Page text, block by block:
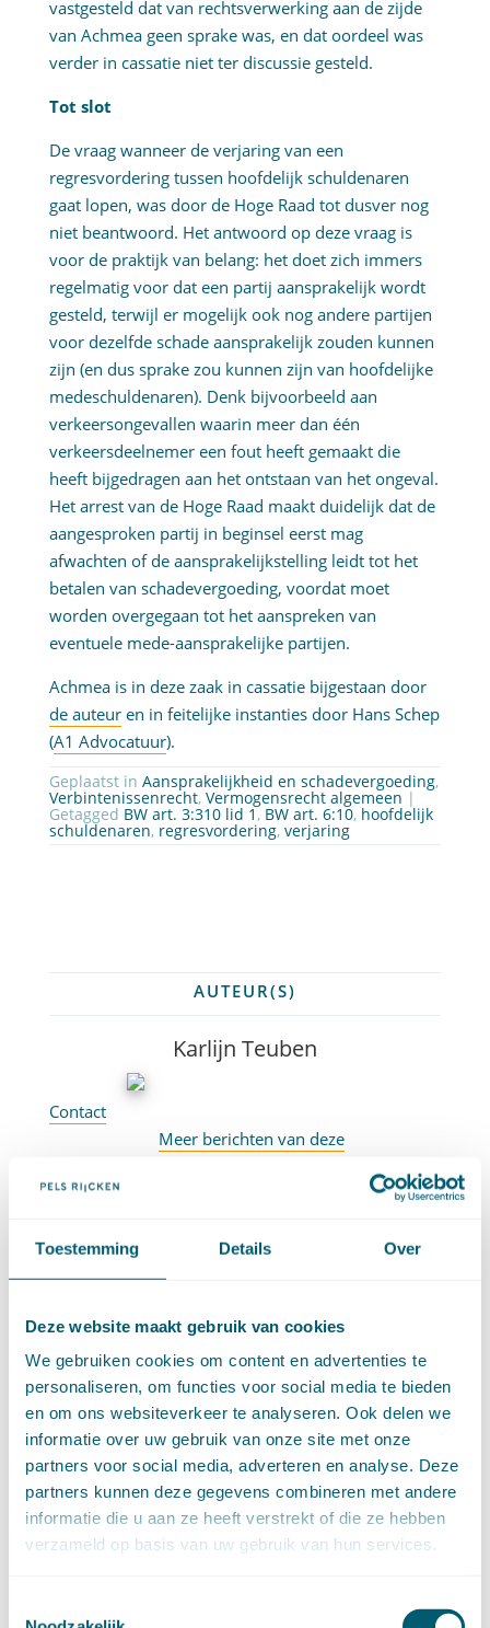
Toestemming Details Over
Deze website maakt gebruik van cookies
We gebruiken cookies om content en advertenties te
personaliseren, om functies voor social media te bieden
en om ons websiteverkeer te analyseren. Ook delen we
informatie over uw gebruik van onze site met onze
partners voor social media, adverteren en analyse. Deze
partners kunnen deze gegevens combineren met andere
informatie die u aan ze heeft verstrekt of die ze hebben
verzameld op basis van uw gebruik van hun services.
vastgesteld dat van rechtsverwerking aan de zijde
van Achmea geen sprake was, en dat oordeel was
verder in cassatie niet ter discussie gesteld.
Tot slot
De vraag wanneer de verjaring van een
regresvordering tussen hoofdelijk schuldenaren
gaat lopen, was door de Hoge Raad tot dusver nog
niet beantwoord. Het antwoord op deze vraag is
voor de praktijk van belang: het doet zich immers
regelmatig voor dat een partij aansprakelijk wordt
gesteld, terwijl er mogelijk ook nog andere partijen
voor dezelfde schade aansprakelijk zouden kunnen
zijn (en dus sprake zou kunnen zijn van hoofdelijke
medeschuldenaren). Denk bijvoorbeeld aan
verkeersongevallen waarin meer dan één
verkeersdeelnemer een fout heeft gemaakt die
heeft bijgedragen aan het ontstaan van het ongeval.
Het arrest van de Hoge Raad maakt duidelijk dat de
aangesproken partij in beginsel eerst mag
afwachten of de aansprakelijkstelling leidt tot het
betalen van schadevergoeding, voordat moet
worden overgegaan tot het aanspreken van
eventuele mede-aansprakelijke partijen.
Achmea is in deze zaak in cassatie bijgestaan door
de auteuren in feitelijke instanties door Hans Schep
(A1 Advocatuur).
Geplaatst in Aansprakelijkheid en schadevergoeding,
Verbintenissenrecht, Vermogensrecht algemeen |
Getagged BW art. 3:310 lid 1 , BW art. 6:10, hoofdelijk
schuldenaren, regresvordering, verjaring
AUTEUR(S)
Karlijn Teuben
Contact
Meer berichten van deze
Abonneer op nieuwsbrief
RECENTE BERICHTEN
Proces-verbaal enkelvoudige behandeling
opgemaakt ná uitspraak meervoudige kamer
Nieuwe uitzondering op verbod van terugwijzing
voor collectieve acties
Bevoegdheid, ontvankelijkheid en terugwijzing in
collectieve actie over rentebenchmarks
Stelplicht- en bewijslastverdeling: waar is het
goud?
Cassatievlog #171 | Uitzondering op het